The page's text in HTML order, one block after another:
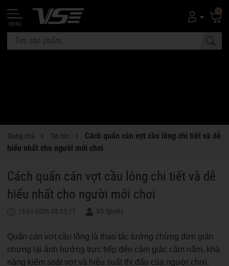
MENU
0
Trang chủ Tin tức
Cách quấn cán vợt cầu lông chi tiết và dễ
hiểu nhất cho người mới chơi
Cách quấn cán vợt cầu lông chi tiết và dễ
hiểu nhất cho người mới chơi
13-01-2026 08:35:11 VS Sports
Quấn cán vợt cầu lông là thao tác tưởng chừng đơn giản
nhưng lại ảnh hưởng trực tiếp đến cảm giác cầm nắm, khả
năng kiểm soát vợt và hiệu suất thi đấu của người chơi.